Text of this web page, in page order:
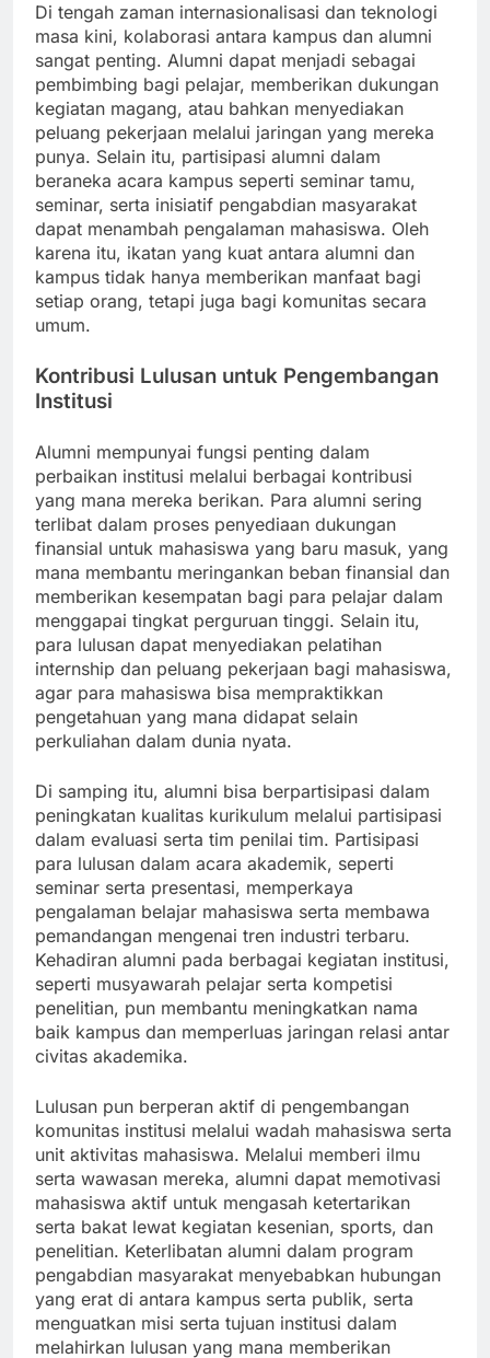
Di tengah zaman internasionalisasi dan teknologi
masa kini, kolaborasi antara kampus dan alumni
sangat penting. Alumni dapat menjadi sebagai
pembimbing bagi pelajar, memberikan dukungan
kegiatan magang, atau bahkan menyediakan
peluang pekerjaan melalui jaringan yang mereka
punya. Selain itu, partisipasi alumni dalam
beraneka acara kampus seperti seminar tamu,
seminar, serta inisiatif pengabdian masyarakat
dapat menambah pengalaman mahasiswa. Oleh
karena itu, ikatan yang kuat antara alumni dan
kampus tidak hanya memberikan manfaat bagi
setiap orang, tetapi juga bagi komunitas secara
umum.
Kontribusi Lulusan untuk Pengembangan
Institusi
Alumni mempunyai fungsi penting dalam
perbaikan institusi melalui berbagai kontribusi
yang mana mereka berikan. Para alumni sering
terlibat dalam proses penyediaan dukungan
finansial untuk mahasiswa yang baru masuk, yang
mana membantu meringankan beban finansial dan
memberikan kesempatan bagi para pelajar dalam
menggapai tingkat perguruan tinggi. Selain itu,
para lulusan dapat menyediakan pelatihan
internship dan peluang pekerjaan bagi mahasiswa,
agar para mahasiswa bisa mempraktikkan
pengetahuan yang mana didapat selain
perkuliahan dalam dunia nyata.
Di samping itu, alumni bisa berpartisipasi dalam
peningkatan kualitas kurikulum melalui partisipasi
dalam evaluasi serta tim penilai tim. Partisipasi
para lulusan dalam acara akademik, seperti
seminar serta presentasi, memperkaya
pengalaman belajar mahasiswa serta membawa
pemandangan mengenai tren industri terbaru.
Kehadiran alumni pada berbagai kegiatan institusi,
seperti musyawarah pelajar serta kompetisi
penelitian, pun membantu meningkatkan nama
baik kampus dan memperluas jaringan relasi antar
civitas akademika.
Lulusan pun berperan aktif di pengembangan
komunitas institusi melalui wadah mahasiswa serta
unit aktivitas mahasiswa. Melalui memberi ilmu
serta wawasan mereka, alumni dapat memotivasi
mahasiswa aktif untuk mengasah ketertarikan
serta bakat lewat kegiatan kesenian, sports, dan
penelitian. Keterlibatan alumni dalam program
pengabdian masyarakat menyebabkan hubungan
yang erat di antara kampus serta publik, serta
menguatkan misi serta tujuan institusi dalam
melahirkan lulusan yang mana memberikan